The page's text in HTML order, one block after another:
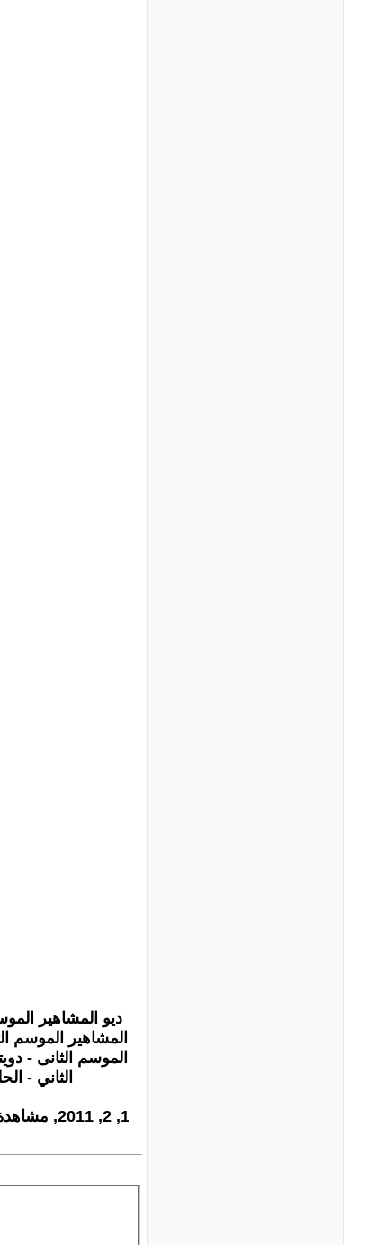
الثاني - الحلقة الأولى - 1 - مشاهدة مباشرة - بدون